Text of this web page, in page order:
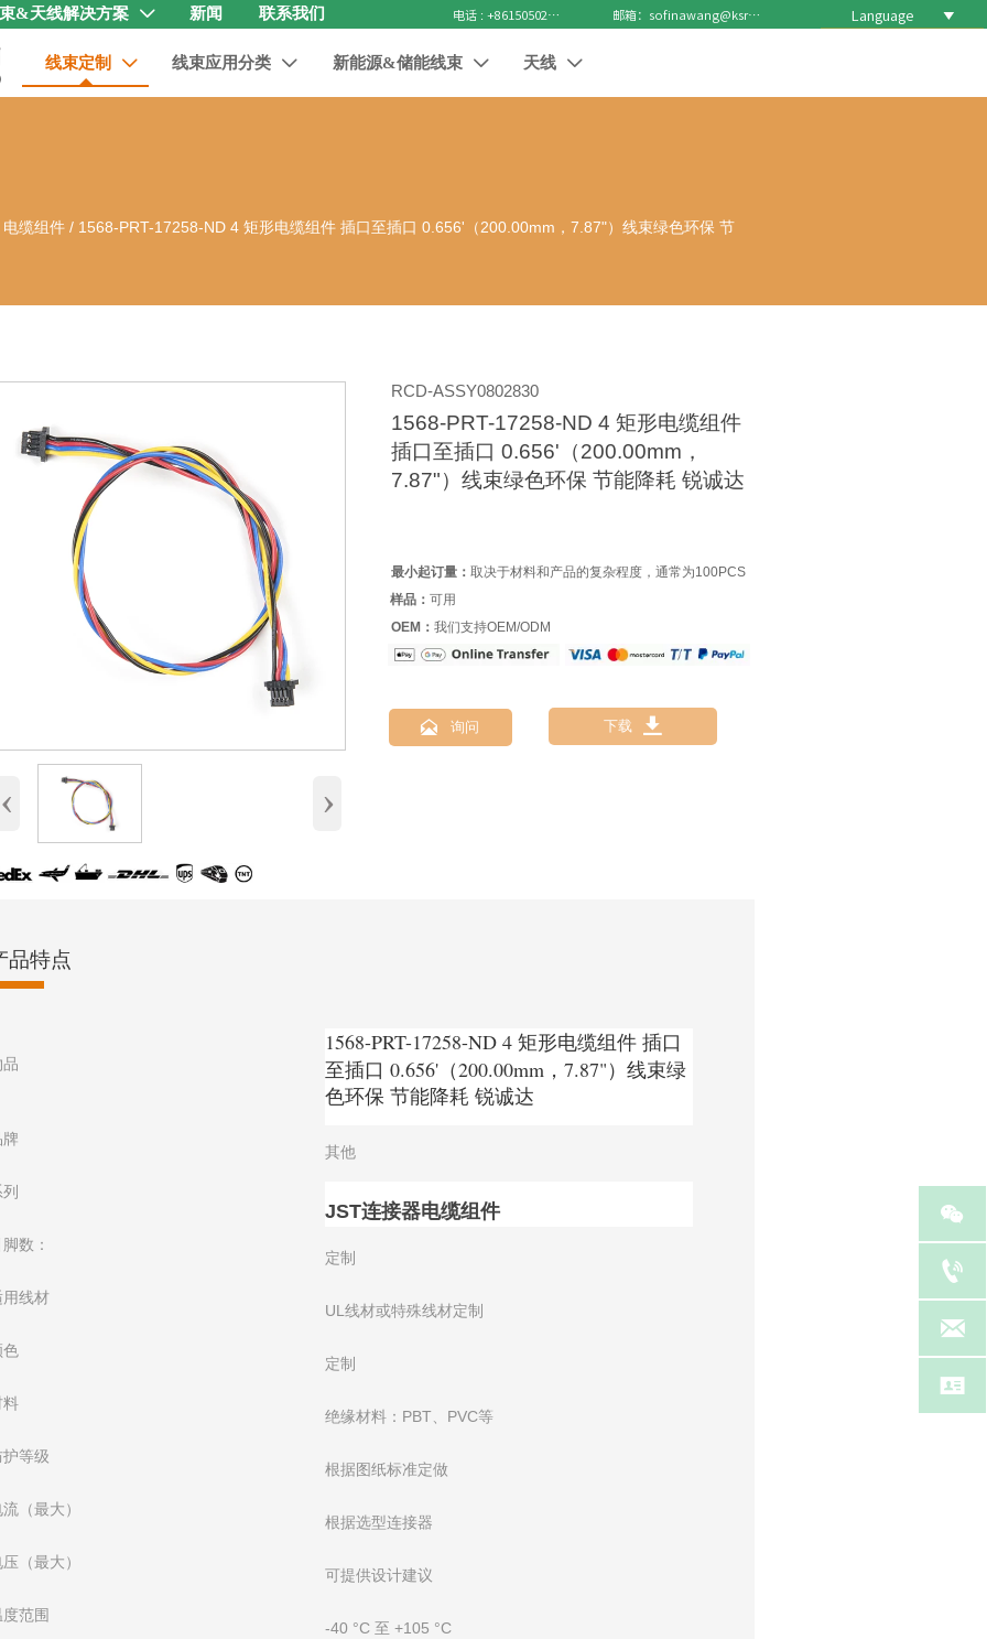
&天线解决方案  新闻 联系我们 电话 : +8615050271688 邮箱：sofinawang@ksrcd.com Language 
线束定制  线束应用分类  新能源&储能线束  天线 
缆组件 / 1568-PRT-17258-ND 4 矩形电缆组件 插口至插口 0.656'（200.00mm，7.87"）线束绿色环保 节
‹ ›
RCD-ASSY0802830
1568-PRT-17258-ND 4 矩形电缆组件
插口至插口 0.656'（200.00mm，
7.87"）线束绿色环保 节能降耗 锐诚达
最小起订量： 取决于材料和产品的复杂程度，通常为100PCS
样品：可用
OEM： 我们支持OEM/ODM
 询问 下载 
品特点
品
1568-PRT-17258-ND 4 矩形电缆组件 插口
至插口 0.656'（200.00mm，7.87"）线束绿
色环保 节能降耗 锐诚达
牌
其他
JST连接器电缆组件
数：
定制
用线材
UL线材或特殊线材定制
色
定制
料
绝缘材料：PBT、PVC等
护等级
根据图纸标准定做
流（最大）
根据选型连接器
压（最大）
可提供设计建议
度范围
-40 °C 至 +105 °C



